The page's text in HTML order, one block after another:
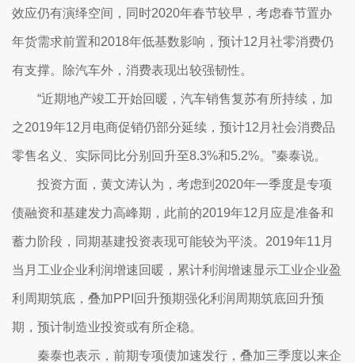
效应仍有演绎空间，同时2020年春节较早，考虑春节置办
年货需求前置和2018年低基数影响，预计12月社零消费仍
有支撑。除汽车外，消费表现出较强韧性。
“近期地产竣工开始回暖，汽车销售复苏有所持续，加
之2019年12月电商促销仍部分延续，预计12月社会消费品
零售名义、实际同比分别回升至8.3%和5.2%。”秦泰说。
投资方面，黄文涛认为，考虑到2020年一季度是专项
债融资和基建发力高峰期，此前的2019年12月应是准备和
蓄力阶段，同期基建投资表现可能较为平淡。2019年11月
当月工业企业利润增速回暖，累计利润增速显示工业企业盈
利周期筑底，叠加PPI回升预期强化利润周期筑底回升预
期，预计制造业投资或有所企稳。
秦泰也表示，前期专项债加速发行，叠加三季度以来企